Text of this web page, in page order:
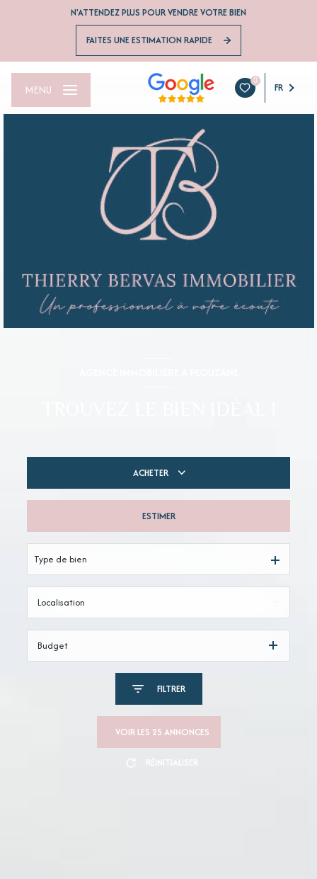
N'ATTENDEZ PLUS POUR VENDRE VOTRE BIEN
FAITES UNE ESTIMATION RAPIDE
0
FR
MENU
ACHETER
ESTIMER
Type de bien
Budget
FILTRER
VOIR LES 25 ANNONCES